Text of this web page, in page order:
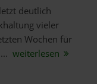
deutlich
vieler
Wochen für
weiterlesen